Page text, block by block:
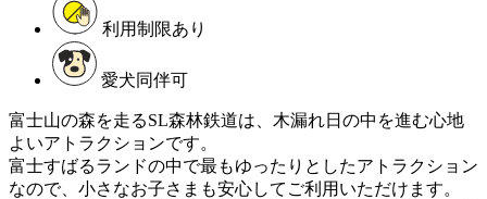
利用制限あり
愛犬同伴可
富士山の森を走るSL森林鉄道は、木漏れ日の中を進む心地
よいアトラクションです。
富士すばるランドの中で最もゆったりとしたアトラクション
なので、小さなお子さまも安心してご利用いただけます。